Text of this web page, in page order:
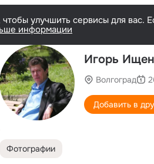
улучшить сервисы для вас.
информации
Игорь
Волгоград
Добавить в
Фотографии